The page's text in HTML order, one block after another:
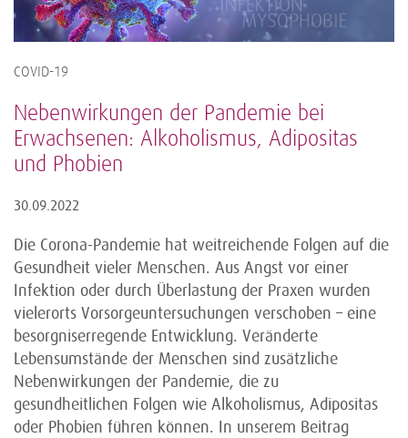
COVID-19
Nebenwirkungen der Pandemie bei
Erwachsenen: Alkoholismus, Adipositas
und Phobien
30.09.2022
Die Corona-Pandemie hat weitreichende Folgen auf die
Gesundheit vieler Menschen. Aus Angst vor einer
Infektion oder durch Überlastung der Praxen wurden
vielerorts Vorsorgeuntersuchungen verschoben – eine
besorgniserregende Entwicklung. Veränderte
Lebensumstände der Menschen sind zusätzliche
Nebenwirkungen der Pandemie, die zu
gesundheitlichen Folgen wie Alkoholismus, Adipositas
oder Phobien führen können. In unserem Beitrag